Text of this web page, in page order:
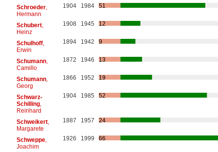
Schroeder,
Hermann
1904 1984 51
Schubert,
Heinz
1908 1945 12
Schulhoff,
Erwin
1894 1942 9
Schumann,
Camillo
1872 1946 13
Schumann,
Georg
1866 1952 19
Schwarz-
Schilling,
Reinhard
1904 1985 52
Schweikert,
Margarete
1887 1957 24
Schweppe,
Joachim
1926 1999 66